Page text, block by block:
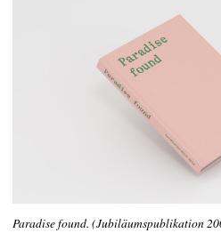
Paradise found. (Jubiläumspublikation